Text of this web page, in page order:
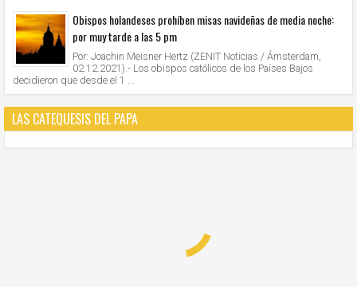
Obispos holandeses prohíben misas navideñas de media noche:
por muy tarde a las 5 pm
Por: Joachin Meisner Hertz (ZENIT Noticias / Ámsterdam,
02.12.2021).- Los obispos católicos de los Países Bajos
decidieron que desde el 1 ...
LAS CATEQUESIS DEL PAPA